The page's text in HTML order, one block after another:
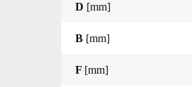
D [mm]
B [mm]
F [mm]